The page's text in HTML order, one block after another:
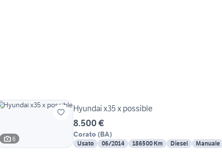
6
Hyundai x35 x possible
8.500 €
Corato (BA)
Usato 06/2014 186500 Km Diesel Manuale